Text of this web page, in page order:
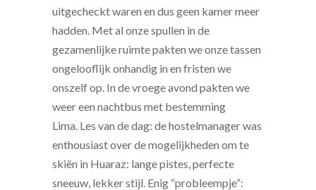
uitgecheckt waren en dus geen kamer meer
hadden. Met al onze spullen in de
gezamenlijke ruimte pakten we onze tassen
ongelooflijk onhandig in en fristen we
onszelf op. In de vroege avond pakten we
weer een nachtbus met bestemming
Lima. Les van de dag: de hostelmanager was
enthousiast over de mogelijkheden om te
skiën in Huaraz: lange pistes, perfecte
sneeuw, lekker stijl. Enig “probleempje”: